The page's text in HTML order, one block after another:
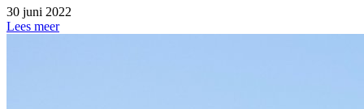
30 juni 2022
Lees meer